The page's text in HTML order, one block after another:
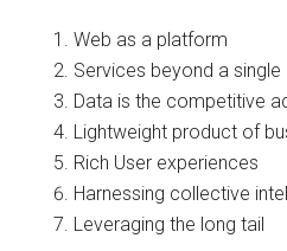
Web as a platform
Services beyond a single
Data is the competitive
Lightweight product of
Rich User experiences
Harnessing collective
Leveraging the long tail